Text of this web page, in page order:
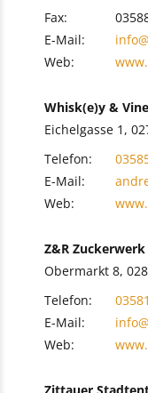
Fax:
E-Mail:
Web:
Whisk(e)y & Vine
Eichelgasse 1,
Telefon:
E-Mail:
Web:
Z&R
Obermarkt 8,
Telefon:
E-Mail:
Web: